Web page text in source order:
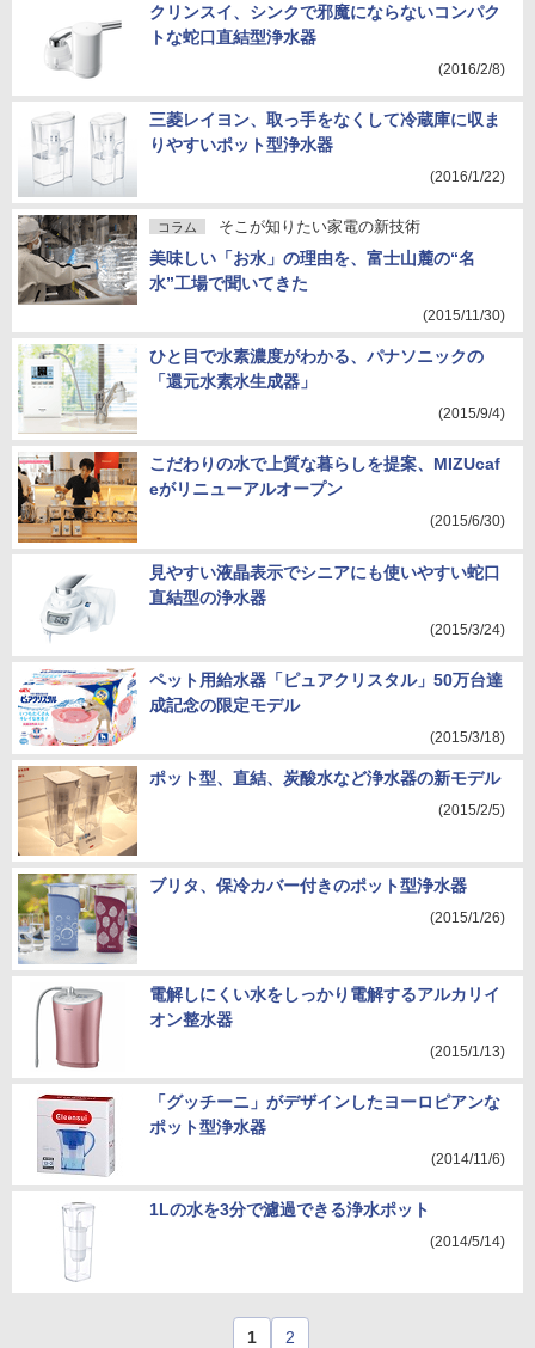
クリンスイ、シンクで邪魔にならないコンパク
トな蛇口直結型浄水器
(2016/2/8)
三菱レイヨン、取っ手をなくして冷蔵庫に収ま
りやすいポット型浄水器
(2016/1/22)
コラム そこが知りたい家電の新技術
美味しい「お水」の理由を、富士山麓の“名
水”工場で聞いてきた
(2015/11/30)
ひと目で水素濃度がわかる、パナソニックの
「還元水素水生成器」
(2015/9/4)
こだわりの水で上質な暮らしを提案、MIZUcaf
eがリニューアルオープン
(2015/6/30)
見やすい液晶表示でシニアにも使いやすい蛇口
直結型の浄水器
(2015/3/24)
ペット用給水器「ピュアクリスタル」50万台達
成記念の限定モデル
(2015/3/18)
ポット型、直結、炭酸水など浄水器の新モデル
(2015/2/5)
ブリタ、保冷カバー付きのポット型浄水器
(2015/1/26)
電解しにくい水をしっかり電解するアルカリイ
オン整水器
(2015/1/13)
「グッチーニ」がデザインしたヨーロピアンな
ポット型浄水器
(2014/11/6)
1Lの水を3分で濾過できる浄水ポット
(2014/5/14)
1 2